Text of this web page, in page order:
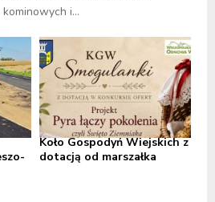
i...
Koło Gospodyń Wiejskich z
dotacją od marszałka